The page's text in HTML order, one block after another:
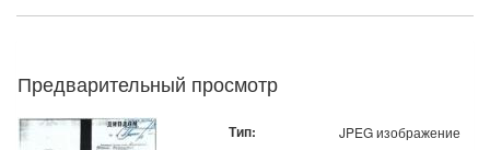
Предварительный просмотр
Тип: JPEG изображение